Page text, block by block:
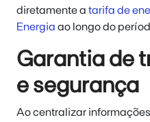
diretamente a tarifa de
Energia ao longo do
Garantia de
e segurança
Ao centralizar